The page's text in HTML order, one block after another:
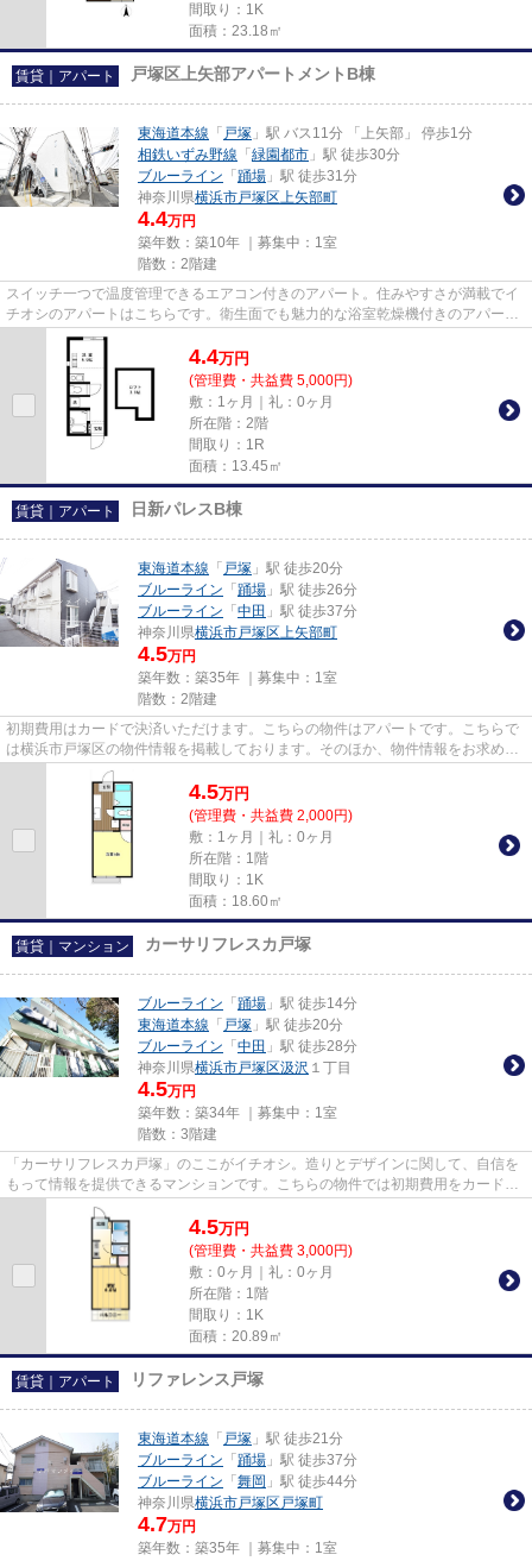
間取り：1K
面積：23.18㎡
賃貸｜アパート 戸塚区上矢部アパートメントB棟
東海道本線 「 戸塚 」駅 バス11分 「上矢部」 停歩1分
相鉄いずみ野線 「 緑園都市 」駅 徒歩30分
ブルーライン 「 踊場 」駅 徒歩31分
神奈川県横浜市戸塚区上矢部町
4.4万円
築年数：築10年 ｜募集中： 1室
階数：2階建
スイッチ一つで温度管理できるエアコン付きのアパート。住みやすさが満載でイ
チオシのアパートはこちらです。衛生面でも魅力的な浴室乾燥機付きのアパート
となっています。できるだけ...
4.4万円
(管理費・共益費 5,000円)
敷：1ヶ月｜礼：0ヶ月
所在階：2階
間取り：1R
面積：13.45㎡
賃貸｜アパート 日新パレスB棟
東海道本線 「 戸塚 」駅 徒歩20分
ブルーライン 「 踊場 」駅 徒歩26分
ブルーライン 「 中田 」駅 徒歩37分
神奈川県横浜市戸塚区上矢部町
4.5万円
築年数：築35年 ｜募集中： 1室
階数：2階建
初期費用はカードで決済いただけます。こちらの物件はアパートです。こちらで
は横浜市戸塚区の物件情報を掲載しております。そのほか、物件情報をお求めな
らアパマンメイトまでご連絡...
4.5万円
(管理費・共益費 2,000円)
敷：1ヶ月｜礼：0ヶ月
所在階：1階
間取り：1K
面積：18.60㎡
賃貸｜マンション カーサリフレスカ戸塚
ブルーライン 「 踊場 」駅 徒歩14分
東海道本線 「 戸塚 」駅 徒歩20分
ブルーライン 「 中田 」駅 徒歩28分
神奈川県横浜市戸塚区汲沢 １丁目
4.5万円
築年数：築34年 ｜募集中： 1室
階数：3階建
「カーサリフレスカ戸塚」のここがイチオシ。造りとデザインに関して、自信を
もって情報を提供できるマンションです。こちらの物件では初期費用をカードで
お支払いいただけます。ブル...
4.5万円
(管理費・共益費 3,000円)
敷：0ヶ月｜礼：0ヶ月
所在階：1階
間取り：1K
面積：20.89㎡
賃貸｜アパート リファレンス戸塚
東海道本線 「 戸塚 」駅 徒歩21分
ブルーライン 「 踊場 」駅 徒歩37分
ブルーライン 「 舞岡 」駅 徒歩44分
神奈川県横浜市戸塚区 戸塚町
4.7万円
築年数：築35年 ｜募集中： 1室